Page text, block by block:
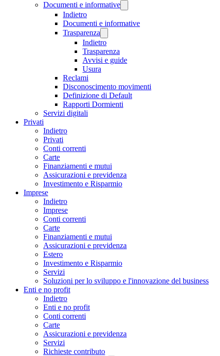
Documenti e informative
Indietro
Documenti e informative
Trasparenza
Indietro
Trasparenza
Avvisi e guide
Usura
Reclami
Disconoscimento movimenti
Definizione di Default
Rapporti Dormienti
Servizi digitali
Privati
Indietro
Privati
Conti correnti
Carte
Finanziamenti e mutui
Assicurazioni e previdenza
Investimento e Risparmio
Imprese
Indietro
Imprese
Conti correnti
Carte
Finanziamenti e mutui
Assicurazioni e previdenza
Estero
Investimento e Risparmio
Servizi
Soluzioni per lo sviluppo e l'innovazione del business
Enti e no profit
Indietro
Enti e no profit
Conti correnti
Carte
Assicurazioni e previdenza
Servizi
Richieste contributo